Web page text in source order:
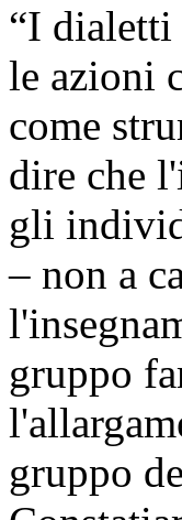
“I dialetti
le azioni
come
dire che
gli
– non a
gruppo
gruppo